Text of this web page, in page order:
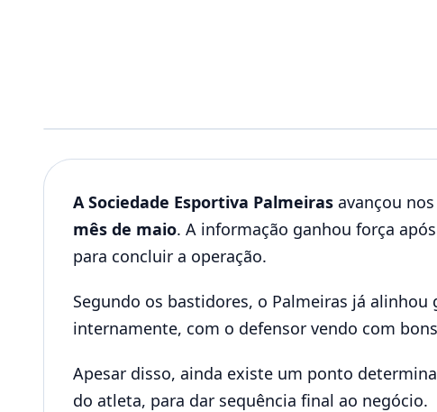
A Sociedade Esportiva Palmeiras avançou
mês de maio. A informação ganhou força
para concluir a operação.
Segundo os bastidores, o Palmeiras já
internamente, com o defensor vendo com
Apesar disso, ainda existe um ponto
do atleta, para dar sequência final ao negócio.